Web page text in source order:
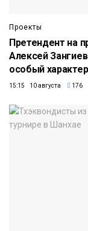
Проекты
Претендент на
Алексей
особый
15:15 10 августа 176